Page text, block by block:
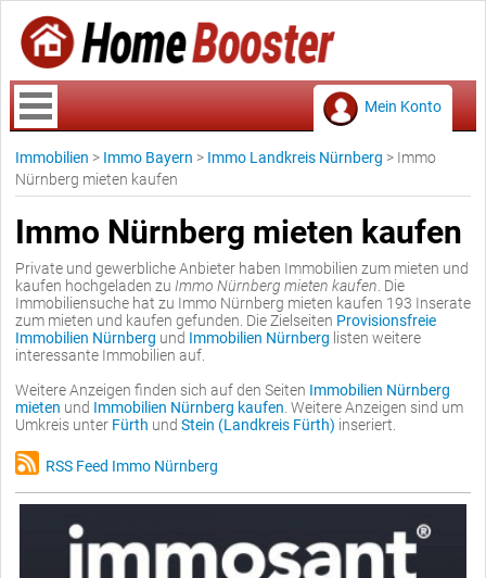
Mein Konto
Immobilien > Immo Bayern > Immo Landkreis Nürnberg > Immo
Nürnberg mieten kaufen
Immo Nürnberg mieten kaufen
Private und gewerbliche Anbieter haben Immobilien zum mieten und
kaufen hochgeladen zu Immo Nürnberg mieten kaufen . Die
Immobiliensuche hat zu Immo Nürnberg mieten kaufen 193 Inserate
zum mieten und kaufen gefunden. Die Zielseiten Provisionsfreie
Immobilien Nürnberg und Immobilien Nürnberg listen weitere
interessante Immobilien auf.
Weitere Anzeigen finden sich auf den Seiten Immobilien Nürnberg
mieten und Immobilien Nürnberg kaufen . Weitere Anzeigen sind um
Umkreis unter Fürth und Stein (Landkreis Fürth) inseriert.
RSS Feed Immo Nürnberg